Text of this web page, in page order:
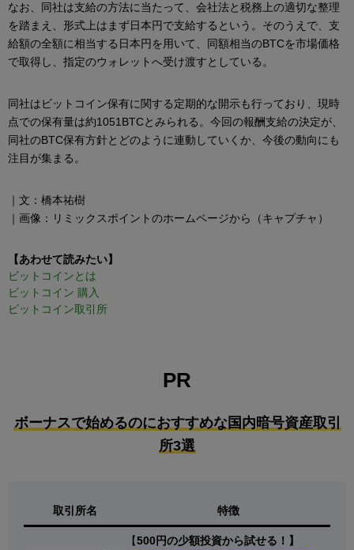
なお、同社は支給の方法に当たって、会社法と税務上の適切な整理
を踏まえ、形式上はまず日本円で支給するという。そのうえで、支
給額の全額に相当する日本円を用いて、同額相当のBTCを市場価格
で取得し、指定のウォレットへ受け渡すとしている。
同社はビットコイン保有に関する定期的な開示も行っており、現時
点での保有量は約1051BTCとみられる。今回の報酬支給の決定が、
同社のBTC保有方針とどのように連動していくか、今後の動向にも
注目が集まる。
｜文：橋本祐樹
｜画像：リミックスポイントのホームページから（キャプチャ）
【あわせて読みたい】
ビットコインとは
ビットコイン 購入
ビットコイン取引所
PR
ボーナスで始めるのにおすすめな国内暗号資産取引
所3選
取引所名 特徴
【500円の少額投資から試せる！】